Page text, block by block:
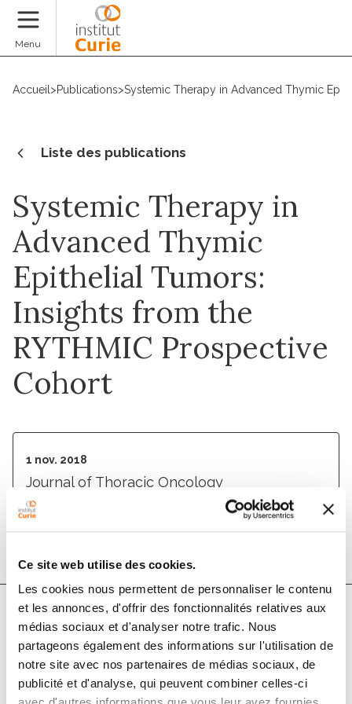
Ce site web utilise des cookies.
Les cookies nous permettent de personnaliser le contenu
et les annonces, d'offrir des fonctionnalités relatives aux
médias sociaux et d'analyser notre trafic. Nous
partageons également des informations sur l'utilisation de
notre site avec nos partenaires de médias sociaux, de
publicité et d'analyse, qui peuvent combiner celles-ci
Menu
Accueil >Publications>Systemic Therapy in Advanced Thymic
Liste des publications
Systemic Therapy in
Advanced Thymic
Epithelial Tumors:
Insights from the
RYTHMIC Prospective
Cohort
1 nov. 2018
Journal of Thoracic Oncology
DOI :
Auteurs
Claire Merveilleux du Vignaux, Eric Dansin, Laurent